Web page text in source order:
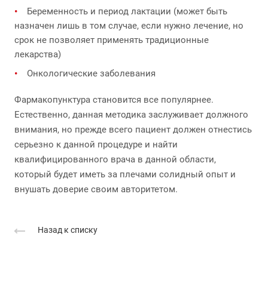
Беременность и период лактации (может быть
назначен лишь в том случае, если нужно лечение, но
срок не позволяет применять традиционные
лекарства)
Онкологические заболевания
Фармакопунктура становится все популярнее.
Естественно, данная методика заслуживает должного
внимания, но прежде всего пациент должен отнестись
серьезно к данной процедуре и найти
квалифицированного врача в данной области,
который будет иметь за плечами солидный опыт и
внушать доверие своим авторитетом.
Назад к списку